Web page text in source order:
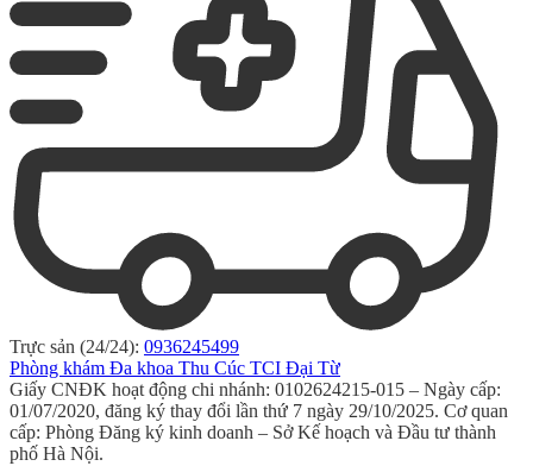
Trực sản (24/24): 0936245499
Phòng khám Đa khoa Thu Cúc TCI Đại Từ
Giấy CNĐK hoạt động chi nhánh: 0102624215-015 – Ngày cấp:
01/07/2020, đăng ký thay đổi lần thứ 7 ngày 29/10/2025. Cơ quan
cấp: Phòng Đăng ký kinh doanh – Sở Kế hoạch và Đầu tư thành
phố Hà Nội.